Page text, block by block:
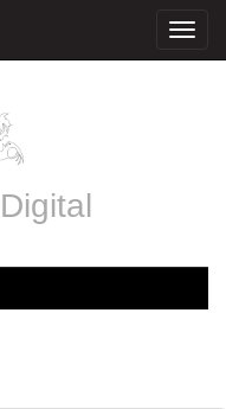
Digital